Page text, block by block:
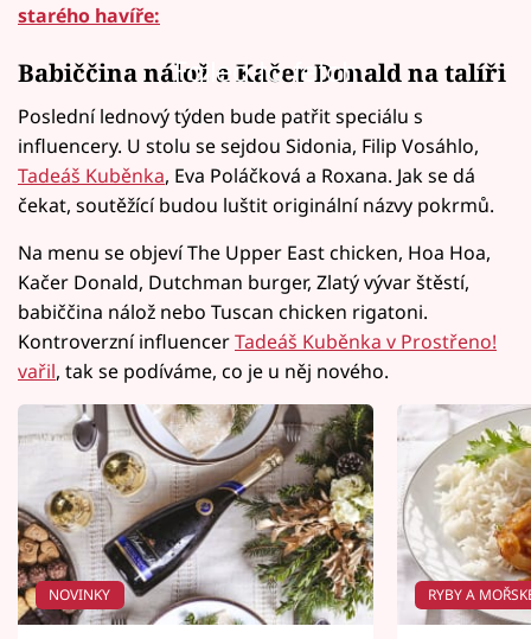
starého havíře:
Failed to fetch
Babiččina nálož a Kačer Donald na talíři
Poslední lednový týden bude patřit speciálu s
influencery. U stolu se sejdou Sidonia, Filip Vosáhlo,
Tadeáš Kuběnka, Eva Poláčková a Roxana. Jak se dá
čekat, soutěžící budou luštit originální názvy pokrmů.
Na menu se objeví The Upper East chicken, Hoa Hoa,
Kačer Donald, Dutchman burger, Zlatý vývar štěstí,
babiččina nálož nebo Tuscan chicken rigatoni.
Kontroverzní influencerTadeáš Kuběnka v Prostřeno!
vařil, tak se podíváme, co je u něj nového.
NOVINKY RYBY A